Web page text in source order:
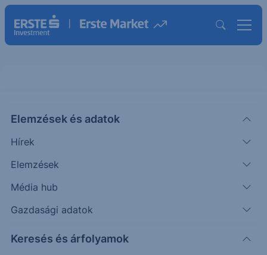
Elemzések és adatok
Hírek
Elemzések
Média hub
Gazdasági adatok
Keresés és árfolyamok
SUNW(USA)
Sunworks Inc.
0.06 USD
Időpont: 24.05.21. 15:53
Előző záró:
0.06
Árfolyamértesítő rögzítése